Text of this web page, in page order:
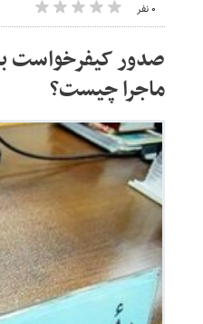
۰ نفر
صدور کیفرخواست
ماجرا چیست؟